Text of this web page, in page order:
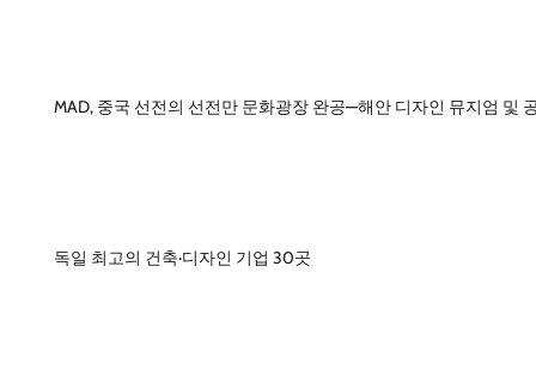
MAD, 중국 선전의 선전만 문화광장 완공—해안 디자인 뮤지엄 및
독일 최고의 건축·디자인 기업 30곳